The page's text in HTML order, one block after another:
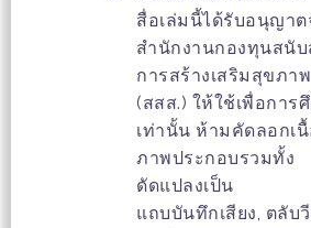
สื่อเล่มนี้ได้รับอนุญาต
สำนักงานกองทุนสนั
การสร้างเสริมสุขภาพ
(สสส.) ให้ใช้เพื่อการ
เท่านั้น ห้ามคัดลอกเนื้
ภาพประกอบรวมทั้ง
ดัดแปลงเป็น
แถบบันทึกเสียง, ตลับ